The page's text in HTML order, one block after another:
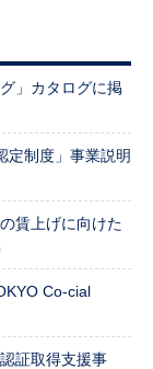
」カタログに掲
定制度」事業説明
賃上げに向けた
Co-cial
証取得支援事